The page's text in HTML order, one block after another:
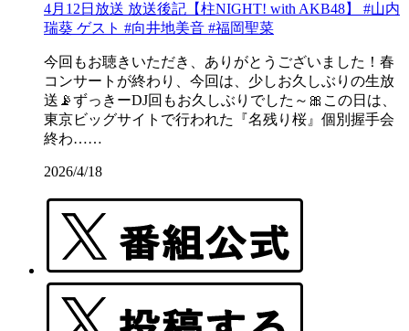
4月12日放送 放送後記【柱NIGHT! with AKB48】 #山内
瑞葵 ゲスト #向井地美音 #福岡聖菜
今回もお聴きいただき、ありがとうございました！春
コンサートが終わり、今回は、少しお久しぶりの生放
送📡ずっきーDJ回もお久しぶりでした～🎀この日は、
東京ビッグサイトで行われた『名残り桜』個別握手会
終わ……
2026/4/18